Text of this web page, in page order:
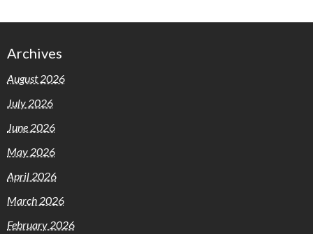
Archives
August 2026
July 2026
June 2026
May 2026
April 2026
March 2026
February 2026